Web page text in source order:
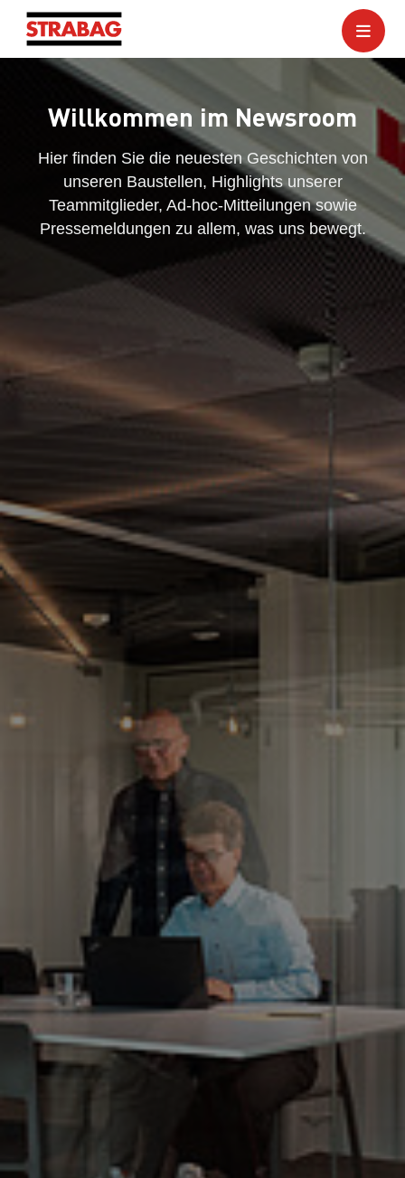
Willkommen im Newsroom
Hier finden Sie die neuesten Geschichten von
unseren Baustellen, Highlights unserer
Teammitglieder, Ad-hoc-Mitteilungen sowie
Pressemeldungen zu allem, was uns bewegt.